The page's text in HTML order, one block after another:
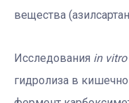
вещества
Исследования in vitro
гидролиза в